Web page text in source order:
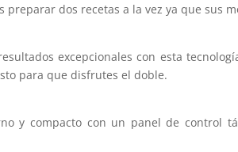
dos recetas a la vez ya que sus
excepcionales con esta
para que disfrutes el doble.
y compacto con un panel de control